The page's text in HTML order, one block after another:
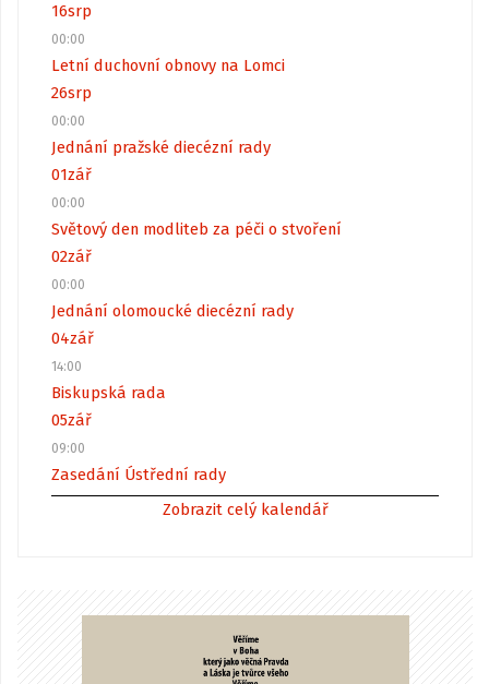
16srp
00:00
Letní duchovní obnovy na Lomci
26srp
00:00
Jednání pražské diecézní rady
01zář
00:00
Světový den modliteb za péči o stvoření
02zář
00:00
Jednání olomoucké diecézní rady
04zář
14:00
Biskupská rada
05zář
09:00
Zasedání Ústřední rady
Zobrazit celý kalendář